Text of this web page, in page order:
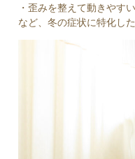
・歪みを整えて動きやす
など、冬の症状に特化し